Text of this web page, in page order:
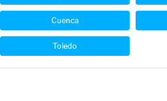
Cuenca
Toledo